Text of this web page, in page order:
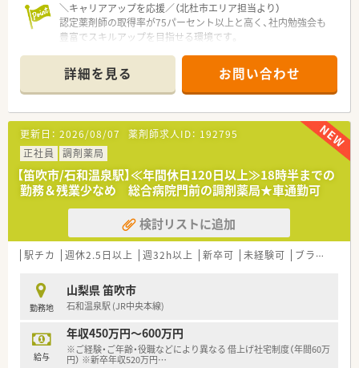
＼キャリアアップを応援／（北杜市エリア担当より）
認定薬剤師の取得率が75パーセント以上と高く、社内勉強会も
豊富でスキルアップを目指せる環境です。
【店舗情報と応需状況について】
■長坂駅から車で5分の立地にありマイカー通勤も可能で毎日の
通勤負担が少なく通いやすい環境が整っています。
■外科や内科や整形外科を中心に1日約80枚の処方箋に応需し
居宅の在宅業務にも対応するやりがいのある職場です。
■常勤薬剤師3名と事務スタッフ3名が在籍しスタッフ同士が協
力し合いながらゆとりを持って働ける人員体制です。
【法人特徴について】
■全国に約400店舗を展開しており医療モール開発のパイオニ
アとして着実に店舗数を伸ばしている大手企業です。
■社長も薬剤師出身であり育休取得の経験もあるため女性が長
く働き続けられる環境づくりに力を入れています。
けにくく安定して長期勤務が可能な経営基盤です。
【求人情報について】
■給与はご経験やスキルを考慮のうえ年収400万円から600万円
の範囲で決定され毎年の昇給制度が設けられています。
■年間休日は123日確保されておりシフト調整により夏季や年
詳細を見る お問い合わせ
更新日： 2026/08/07 薬剤師求人ID： 192795
正社員
調剤薬局
【笛吹市/石和温泉駅】≪年間休日120日以上≫18時半までの
勤務＆残業少なめ 総合病院門前の調剤薬局★車通勤可
検討リストに追加
駅チカ 週休2.5日以上 週32h以上 新卒可 未経験可 ブランク可
勤務地
山梨県 笛吹市
石和温泉駅 (JR中央本線)
給与
年収450万円～600万円
※ご経験・ご年齢・役職などにより異なる 借上げ社宅制度（年間60万
円） ※新卒年収520万円…